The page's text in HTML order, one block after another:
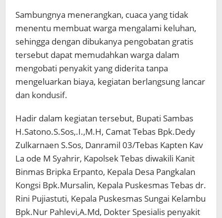
Sambungnya menerangkan, cuaca yang tidak
menentu membuat warga mengalami keluhan,
sehingga dengan dibukanya pengobatan gratis
tersebut dapat memudahkan warga dalam
mengobati penyakit yang diderita tanpa
mengeluarkan biaya, kegiatan berlangsung lancar
dan kondusif.
Hadir dalam kegiatan tersebut, Bupati Sambas
H.Satono.S.Sos,.I.,M.H, Camat Tebas Bpk.Dedy
Zulkarnaen S.Sos, Danramil 03/Tebas Kapten Kav
La ode M Syahrir, Kapolsek Tebas diwakili Kanit
Binmas Bripka Erpanto, Kepala Desa Pangkalan
Kongsi Bpk.Mursalin, Kepala Puskesmas Tebas dr.
Rini Pujiastuti, Kepala Puskesmas Sungai Kelambu
Bpk.Nur Pahlevi,A.Md, Dokter Spesialis penyakit